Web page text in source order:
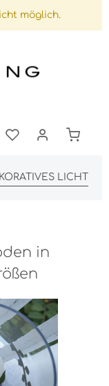
möglich.
LICHT
in